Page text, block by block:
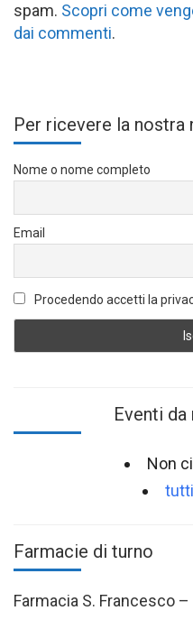
spam. Scopri come
dai commenti.
Per ricevere la
Nome o nome completo
Email
Procedendo accetti la
Eventi da
Non
Farmacie di turno
Farmacia S. Francesco